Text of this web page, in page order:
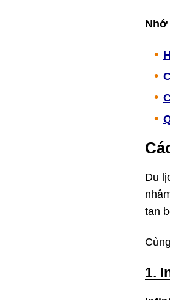
Nhớ
Du
tan
1.